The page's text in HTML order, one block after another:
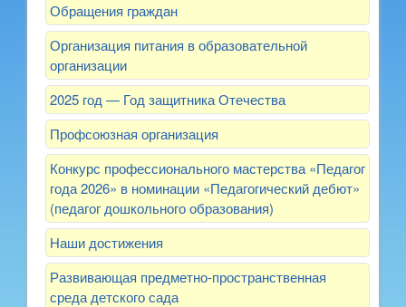
Обращения граждан
Организация питания в образовательной
организации
2025 год — Год защитника Отечества
Профсоюзная организация
Конкурс профессионального мастерства «Педагог
года 2026» в номинации «Педагогический дебют»
(педагог дошкольного образования)
Наши достижения
Развивающая предметно-пространственная
среда детского сада